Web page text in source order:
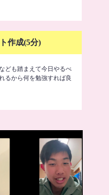
作成(5分)
ども踏まえて今日やるべ
るから何を勉強すれば良